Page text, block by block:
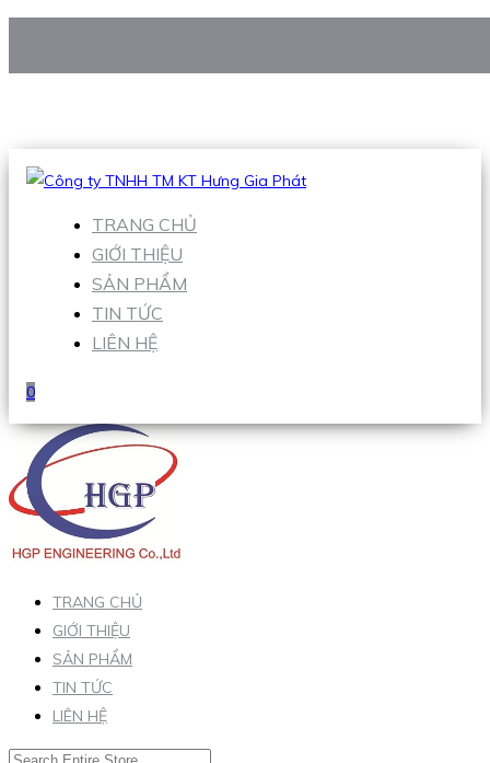
Hotline:0938 906 663
TRANG CHỦ
GIỚI THIỆU
SẢN PHẨM
TIN TỨC
LIÊN HỆ
0
TRANG CHỦ
GIỚI THIỆU
SẢN PHẨM
TIN TỨC
LIÊN HỆ